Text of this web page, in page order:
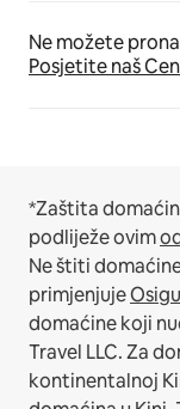
Ne možete
Posjetite naš
*Zaštita
podliježe ovim
Ne štiti
primjenjuje
domaćine koji
Travel LLC.Za
kontinentalnoj